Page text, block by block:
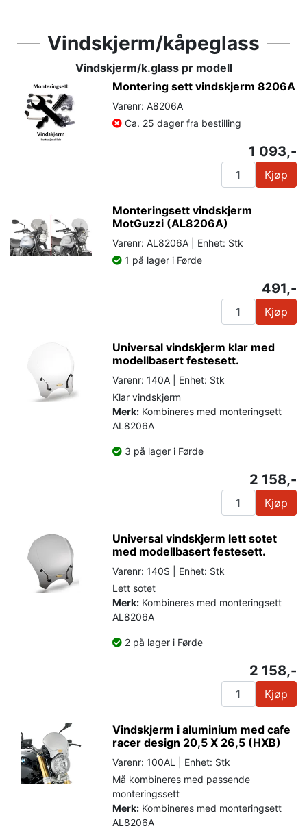
Vindskjerm/kåpeglass
Vindskjerm/k.glass pr modell
Montering sett vindskjerm 8206A
Varenr: A8206A
Ca. 25 dager fra bestilling
1 093,-
Kjøp
Monteringsett vindskjerm
MotGuzzi (AL8206A)
Varenr: AL8206A | Enhet: Stk
1 på lager i Førde
491,-
Kjøp
Universal vindskjerm klar med
modellbasert festesett.
Varenr: 140A | Enhet: Stk
Klar vindskjerm
Merk: Kombineres med monteringsett
AL8206A
3 på lager i Førde
2 158,-
Kjøp
Universal vindskjerm lett sotet
med modellbasert festesett.
Varenr: 140S | Enhet: Stk
Lett sotet
Merk: Kombineres med monteringsett
AL8206A
2 på lager i Førde
2 158,-
Kjøp
Vindskjerm i aluminium med cafe
racer design 20,5 X 26,5 (HXB)
Varenr: 100AL | Enhet: Stk
Må kombineres med passende
monteringssett
Merk: Kombineres med monteringsett
AL8206A